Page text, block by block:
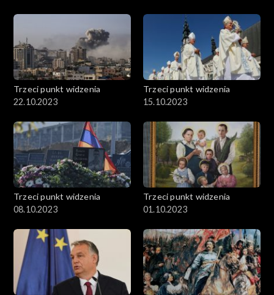
Trzeci punkt widzenia
22.10.2023
Trzeci punkt widzenia
15.10.2023
Trzeci punkt widzenia
08.10.2023
Trzeci punkt widzenia
01.10.2023